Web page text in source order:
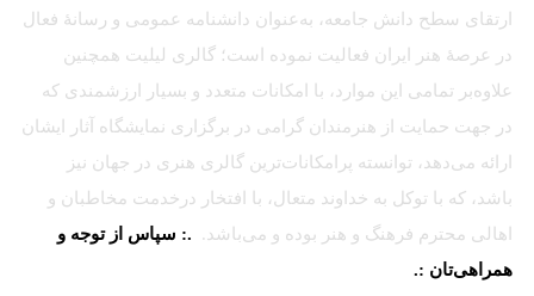
ارتقای سطح دانش جامعه، به‌عنوان دانشنامه عمومی و رسانهٔ فعال
در عرصهٔ هنر ایران فعالیت نموده است؛ گالری لیلیت همچنین
علاوه‌بر تمامی این موارد، با امکانات متعدد و بسیار ارزشمندی که
در جهت حمایت از هنرمندان گرامی در برگزاری نمایشگاه آثار ایشان
ارائه می‌دهد، توانسته پرامکانات‌ترین گالری هنری در جهان نیز
باشد، که با توکل به خداوند متعال، با افتخار درخدمت مخاطبان و
اهالی محترم فرهنگ و هنر بوده و می‌باشد. .: سپاس از توجه و
همراهی‌تان :.